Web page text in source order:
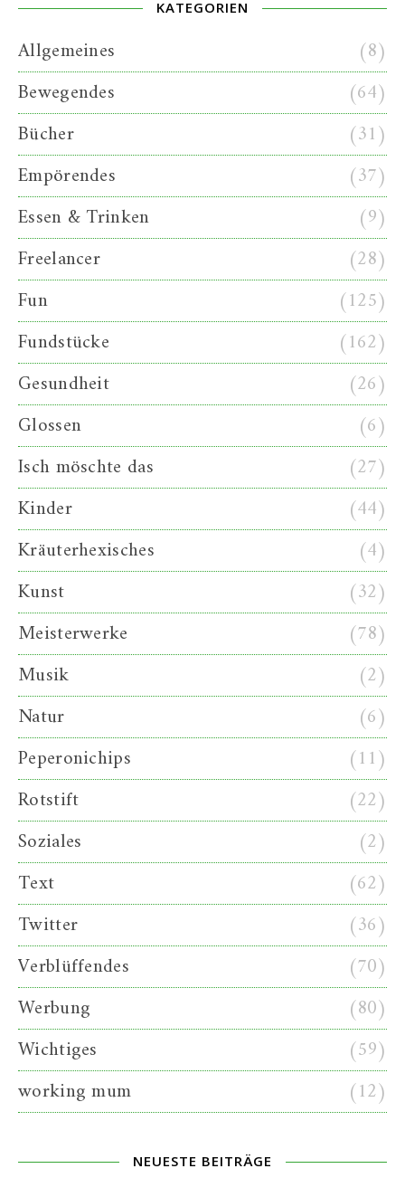
KATEGORIEN
Allgemeines
(8)
Bewegendes
(64)
Bücher
(31)
Empörendes
(37)
Essen & Trinken
(9)
Freelancer
(28)
Fun
(125)
Fundstücke
(162)
Gesundheit
(26)
Glossen
(6)
Isch möschte das
(27)
Kinder
(44)
Kräuterhexisches
(4)
Kunst
(32)
Meisterwerke
(78)
Musik
(2)
Natur
(6)
Peperonichips
(11)
Rotstift
(22)
Soziales
(2)
Text
(62)
Twitter
(36)
Verblüffendes
(70)
Werbung
(80)
Wichtiges
(59)
working mum
(12)
NEUESTE BEITRÄGE